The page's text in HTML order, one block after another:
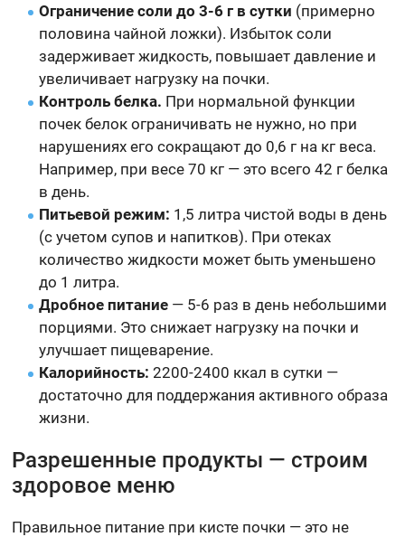
Ограничение соли до 3-6 г в сутки (примерно
половина чайной ложки). Избыток соли
задерживает жидкость, повышает давление и
увеличивает нагрузку на почки.
Контроль белка. При нормальной функции
почек белок ограничивать не нужно, но при
нарушениях его сокращают до 0,6 г на кг веса.
Например, при весе 70 кг — это всего 42 г белка
в день.
Питьевой режим: 1,5 литра чистой воды в день
(с учетом супов и напитков). При отеках
количество жидкости может быть уменьшено
до 1 литра.
Дробное питание — 5-6 раз в день небольшими
порциями. Это снижает нагрузку на почки и
улучшает пищеварение.
Калорийность: 2200-2400 ккал в сутки —
достаточно для поддержания активного образа
жизни.
Разрешенные продукты — строим
здоровое меню
Правильное питание при кисте почки — это не